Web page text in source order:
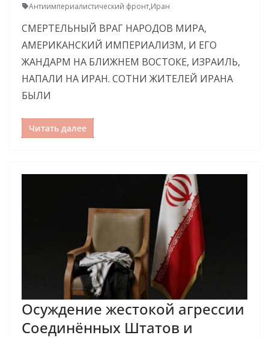
Антиимпериалистический фронт,Иран
СМЕРТЕЛЬНЫЙ ВРАГ НАРОДОВ МИРА,
АМЕРИКАНСКИЙ ИМПЕРИАЛИЗМ, И ЕГО
ЖАНДАРМ НА БЛИЖНЕМ ВОСТОКЕ, ИЗРАИЛЬ,
НАПАЛИ НА ИРАН. СОТНИ ЖИТЕЛЕЙ ИРАНА
БЫЛИ
Читать далее
Осуждение жестокой агрессии
Соединённых Штатов и